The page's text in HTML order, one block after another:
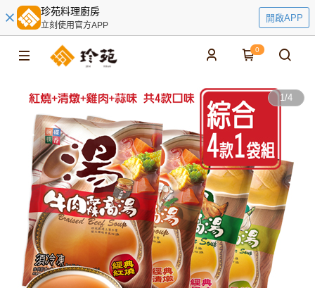
珍苑料理廚房
立刻使用官方APP
開啟APP
0
1/4